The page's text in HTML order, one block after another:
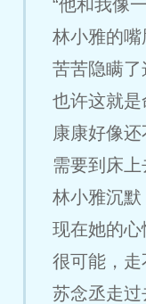
“他和我像
林小雅的嘴
苦苦隐瞒了
也许这就是
康康好像
需要到床上
林小雅沉默
现在她的心
很可能，走
苏念丞走过